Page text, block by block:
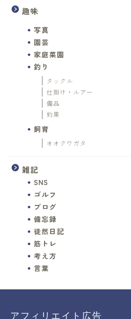
趣味
写真
園芸
家庭菜園
釣り
タックル
仕掛け・ルアー
備品
釣果
飼育
オオクワガタ
雑記
SNS
ゴルフ
ブログ
備忘録
徒然日記
筋トレ
考え方
言葉
アフィリエイト広告